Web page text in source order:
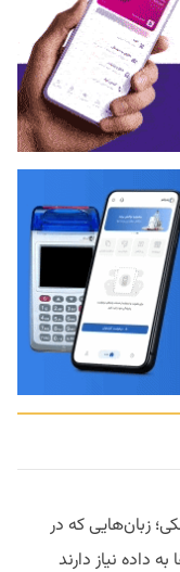
زبان‌هایی که در
داده نیاز دارند